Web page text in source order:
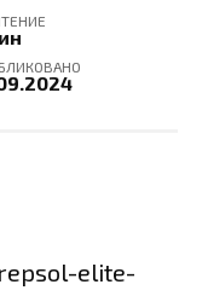
elite-